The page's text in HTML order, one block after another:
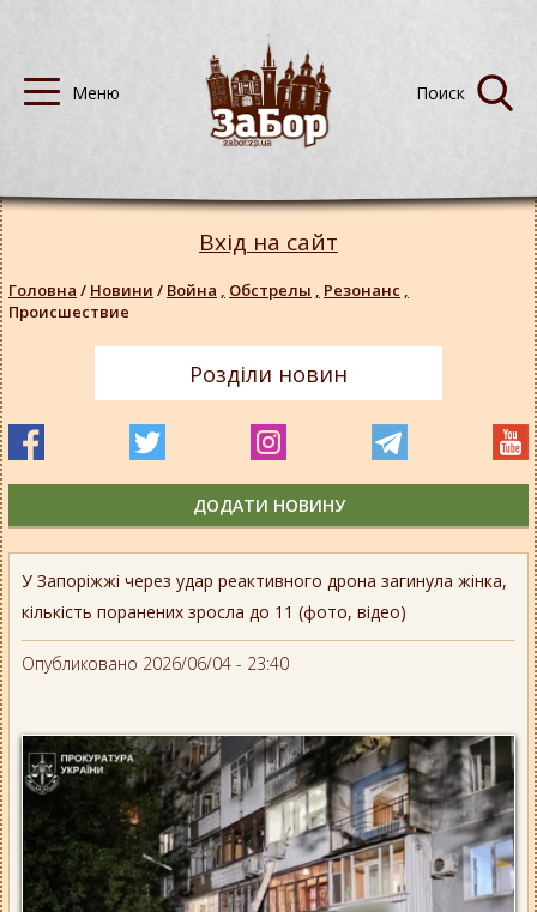
У Запоріжжі через удар реактивного дрона загинула жінка,
кількість поранених зросла до 11 (фото, відео)
Опубликовано 2026/06/04 - 23:40
Вхід на сайт
Головна / Новини / Война , Обстрелы , Резонанс ,
Происшествие
Розділи новин
ДОДАТИ НОВИНУ